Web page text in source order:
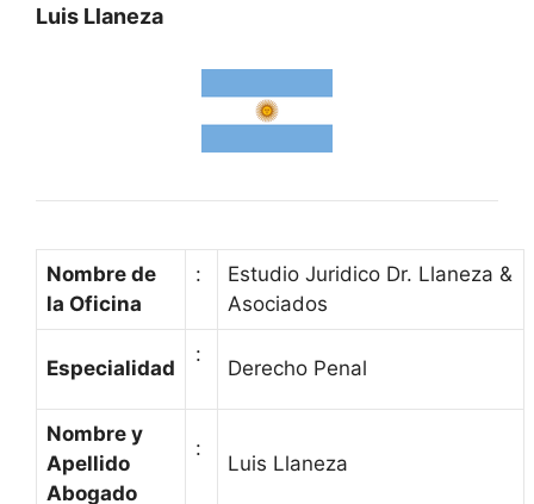
Luis Llaneza
Nombre de
la Oficina
:
Estudio Juridico Dr. Llaneza &
Asociados
Especialidad
:
Derecho Penal
Nombre y
Apellido
Abogado
:
Luis Llaneza